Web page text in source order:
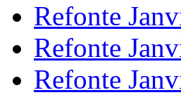
Refonte
Refonte
Refonte